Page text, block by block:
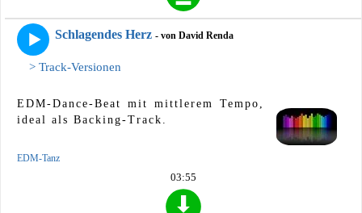
Schlagendes Herz - von David Renda
> Track-Versionen
EDM-Dance-Beat mit mittlerem Tempo,
ideal als Backing-Track.
EDM-Tanz
03:55